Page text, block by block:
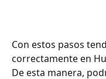
Con estos pasos
correctamente en
De esta manera,